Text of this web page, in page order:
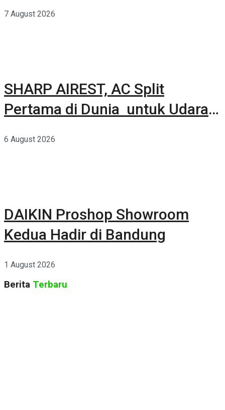
7 August 2026
SHARP AIREST, AC Split
Pertama di Dunia untuk Udara
6 August 2026
DAIKIN Proshop Showroom
Kedua Hadir di Bandung
1 August 2026
Berita Terbaru